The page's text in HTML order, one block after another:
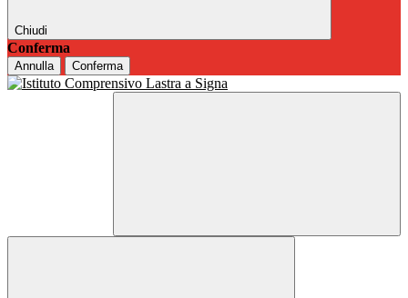
Chiudi
Conferma
Annulla Conferma